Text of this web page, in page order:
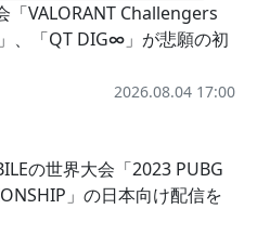
「VALORANT Challengers
、「QT DIG∞」が悲願の初
2026.08.04 17:00
の世界大会「2023 PUBG
」の日本向け配信を